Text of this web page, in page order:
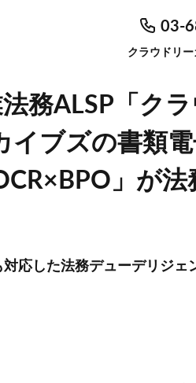
03-
クラウドリ
務ALSP「ク
イブズの書類
」が
応した法務デューデリジェ